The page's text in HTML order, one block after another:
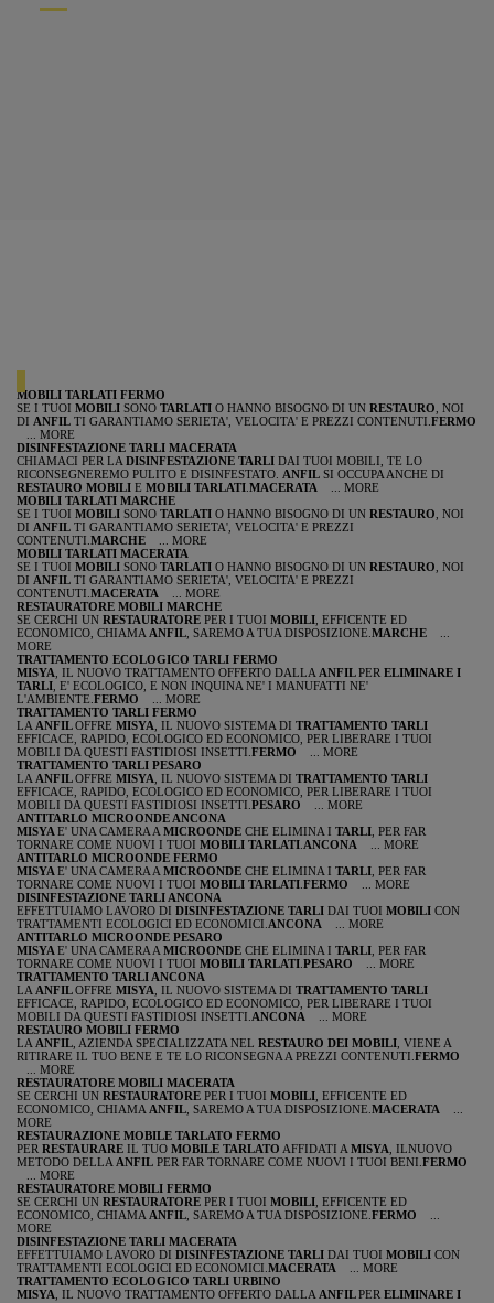
MOBILI TARLATI FERMO
SE I TUOI MOBILI SONO TARLATI O HANNO BISOGNO DI UN RESTAURO , NOI
DI ANFIL TI GARANTIAMO SERIETA', VELOCITA' E PREZZI CONTENUTI. FERMO
... MORE
DISINFESTAZIONE TARLI MACERATA
CHIAMACI PER LA DISINFESTAZIONE TARLI DAI TUOI MOBILI, TE LO
RICONSEGNEREMO PULITO E DISINFESTATO. ANFIL SI OCCUPA ANCHE DI
RESTAURO MOBILI E MOBILI TARLATI MACERATA
... MORE
MOBILI TARLATI MARCHE
SE I TUOI MOBILI SONO TARLATI O HANNO BISOGNO DI UN RESTAURO , NOI
DI ANFIL TI GARANTIAMO SERIETA', VELOCITA' E PREZZI
CONTENUTI. MARCHE
... MORE
MOBILI TARLATI MACERATA
SE I TUOI MOBILI SONO TARLATI O HANNO BISOGNO DI UN RESTAURO , NOI
DI ANFIL TI GARANTIAMO SERIETA', VELOCITA' E PREZZI
CONTENUTI. MACERATA
... MORE
RESTAURATORE MOBILI MARCHE
SE CERCHI UN RESTAURATORE PER I TUOI MOBILI , EFFICENTE ED
ECONOMICO, CHIAMA ANFIL , SAREMO A TUA DISPOSIZIONE. MARCHE
MORE
TRATTAMENTO ECOLOGICO TARLI FERMO
MISYA , IL NUOVO TRATTAMENTO OFFERTO DALLA ANFILPER ELIMINARE I
TARLI , E' ECOLOGICO, E NON INQUINA NE' I MANUFATTI NE'
L'AMBIENTE. FERMO
... MORE
TRATTAMENTO TARLI FERMO
LA ANFILOFFRE MISYA , IL NUOVO SISTEMA DI TRATTAMENTO TARLI
EFFICACE, RAPIDO, ECOLOGICO ED ECONOMICO, PER LIBERARE I TUOI
MOBILI DA QUESTI FASTIDIOSI INSETTI. FERMO
... MORE
TRATTAMENTO TARLI PESARO
LA ANFILOFFRE MISYA , IL NUOVO SISTEMA DI TRATTAMENTO TARLI
EFFICACE, RAPIDO, ECOLOGICO ED ECONOMICO, PER LIBERARE I TUOI
MOBILI DA QUESTI FASTIDIOSI INSETTI. PESARO
... MORE
ANTITARLO MICROONDE ANCONA
MISYA E' UNA CAMERA A MICROONDE CHE ELIMINA I TARLI , PER FAR
TORNARE COME NUOVI I TUOI MOBILI TARLATI ANCONA
... MORE
ANTITARLO MICROONDE FERMO
MISYA E' UNA CAMERA A MICROONDE CHE ELIMINA I TARLI , PER FAR
TORNARE COME NUOVI I TUOI MOBILI TARLATI FERMO
... MORE
DISINFESTAZIONE TARLI ANCONA
EFFETTUIAMO LAVORO DI DISINFESTAZIONE TARLI DAI TUOI MOBILI CON
TRATTAMENTI ECOLOGICI ED ECONOMICI. ANCONA
... MORE
ANTITARLO MICROONDE PESARO
MISYA E' UNA CAMERA A MICROONDE CHE ELIMINA I TARLI , PER FAR
TORNARE COME NUOVI I TUOI MOBILI TARLATI PESARO
... MORE
TRATTAMENTO TARLI ANCONA
LA ANFILOFFRE MISYA , IL NUOVO SISTEMA DI TRATTAMENTO TARLI
EFFICACE, RAPIDO, ECOLOGICO ED ECONOMICO, PER LIBERARE I TUOI
MOBILI DA QUESTI FASTIDIOSI INSETTI. ANCONA
... MORE
RESTAURO MOBILI FERMO
LA ANFIL , AZIENDA SPECIALIZZATA NEL RESTAURO DEI MOBILI , VIENE A
RITIRARE IL TUO BENE E TE LO RICONSEGNA A PREZZI CONTENUTI. FERMO
... MORE
RESTAURATORE MOBILI MACERATA
SE CERCHI UN RESTAURATORE PER I TUOI MOBILI , EFFICENTE ED
ECONOMICO, CHIAMA ANFIL , SAREMO A TUA DISPOSIZIONE. MACERATA
MORE
RESTAURAZIONE MOBILE TARLATO FERMO
PER RESTAURARE IL TUO MOBILE TARLATO AFFIDATI A MISYA , ILNUOVO
METODO DELLA ANFIL PER FAR TORNARE COME NUOVI I TUOI BENI. FERMO
... MORE
RESTAURATORE MOBILI FERMO
SE CERCHI UN RESTAURATORE PER I TUOI MOBILI , EFFICENTE ED
ECONOMICO, CHIAMA ANFIL , SAREMO A TUA DISPOSIZIONE. FERMO
MORE
DISINFESTAZIONE TARLI MACERATA
EFFETTUIAMO LAVORO DI DISINFESTAZIONE TARLI DAI TUOI MOBILI CON
TRATTAMENTI ECOLOGICI ED ECONOMICI. MACERATA
... MORE
TRATTAMENTO ECOLOGICO TARLI URBINO
MISYA , IL NUOVO TRATTAMENTO OFFERTO DALLA ANFILPER ELIMINARE I